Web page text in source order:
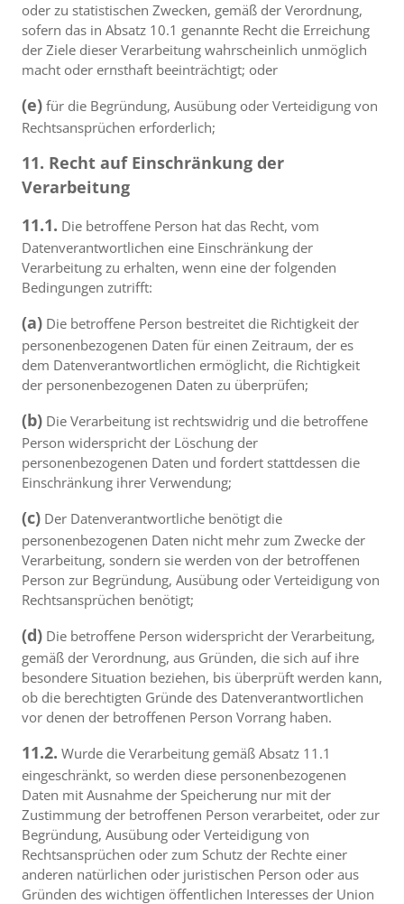
oder zu statistischen Zwecken, gemäß der Verordnung,
sofern das in Absatz 10.1 genannte Recht die Erreichung
der Ziele dieser Verarbeitung wahrscheinlich unmöglich
macht oder ernsthaft beeinträchtigt; oder
(e) für die Begründung, Ausübung oder Verteidigung von
Rechtsansprüchen erforderlich;
11. Recht auf Einschränkung der
Verarbeitung
11.1. Die betroffene Person hat das Recht, vom
Datenverantwortlichen eine Einschränkung der
Verarbeitung zu erhalten, wenn eine der folgenden
Bedingungen zutrifft:
(a) Die betroffene Person bestreitet die Richtigkeit der
personenbezogenen Daten für einen Zeitraum, der es
dem Datenverantwortlichen ermöglicht, die Richtigkeit
der personenbezogenen Daten zu überprüfen;
(b) Die Verarbeitung ist rechtswidrig und die betroffene
Person widerspricht der Löschung der
personenbezogenen Daten und fordert stattdessen die
Einschränkung ihrer Verwendung;
(c) Der Datenverantwortliche benötigt die
personenbezogenen Daten nicht mehr zum Zwecke der
Verarbeitung, sondern sie werden von der betroffenen
Person zur Begründung, Ausübung oder Verteidigung von
Rechtsansprüchen benötigt;
(d) Die betroffene Person widerspricht der Verarbeitung,
gemäß der Verordnung, aus Gründen, die sich auf ihre
besondere Situation beziehen, bis überprüft werden kann,
ob die berechtigten Gründe des Datenverantwortlichen
vor denen der betroffenen Person Vorrang haben.
11.2. Wurde die Verarbeitung gemäß Absatz 11.1
eingeschränkt, so werden diese personenbezogenen
Daten mit Ausnahme der Speicherung nur mit der
Zustimmung der betroffenen Person verarbeitet, oder zur
Begründung, Ausübung oder Verteidigung von
Rechtsansprüchen oder zum Schutz der Rechte einer
anderen natürlichen oder juristischen Person oder aus
Gründen des wichtigen öffentlichen Interesses der Union